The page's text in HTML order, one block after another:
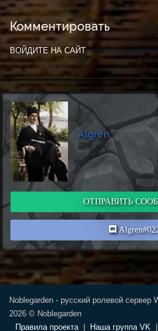
Комментировать
ВОЙДИТЕ НА САЙТ, чтобы оставлять
Algren
ДМ
ОТПРАВИТЬ
Noblegarden - русский ролевой сервер
2026 © Noblegarden
Правила проекта| Наша группа VK